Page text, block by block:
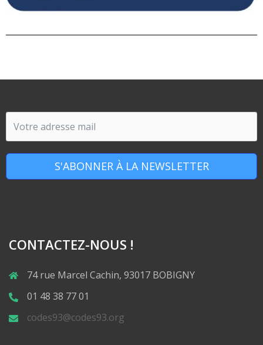
S'ABONNER À LA NEWSLETTER
CONTACTEZ-NOUS !
74 rue Marcel Cachin, 93017 BOBIGNY
01 48 38 77 01
codes93@codes93.org